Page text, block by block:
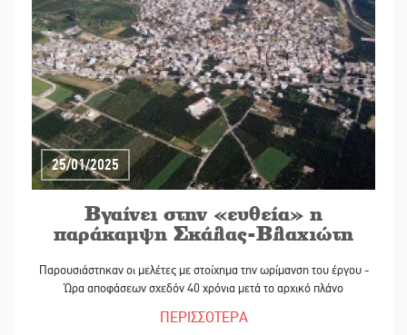
25/01/2025
Βγαίνει στην «ευθεία» η
παράκαμψη Σκάλας-Βλαχιώτη
Παρουσιάστηκαν οι μελέτες με στοίχημα την ωρίμανση του έργου -
Ώρα αποφάσεων σχεδόν 40 χρόνια μετά το αρχικό πλάνο
ΠΕΡΙΣΣΟΤΕΡΑ